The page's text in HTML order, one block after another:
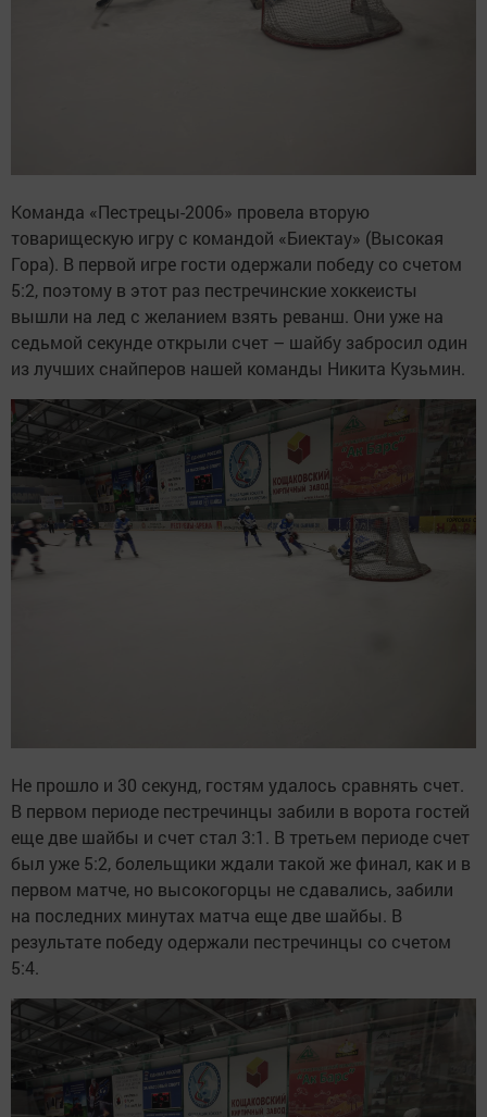
Команда «Пестрецы-2006» провела вторую
товарищескую игру с командой «Биектау» (Высокая
Гора). В первой игре гости одержали победу со счетом
5:2, поэтому в этот раз пестречинские хоккеисты
вышли на лед с желанием взять реванш. Они уже на
седьмой секунде открыли счет – шайбу забросил один
из лучших снайперов нашей команды Никита Кузьмин.
Не прошло и 30 секунд, гостям удалось сравнять счет.
В первом периоде пестречинцы забили в ворота гостей
еще две шайбы и счет стал 3:1. В третьем периоде счет
был уже 5:2, болельщики ждали такой же финал, как и в
первом матче, но высокогорцы не сдавались, забили
на последних минутах матча еще две шайбы. В
результате победу одержали пестречинцы со счетом
5:4.